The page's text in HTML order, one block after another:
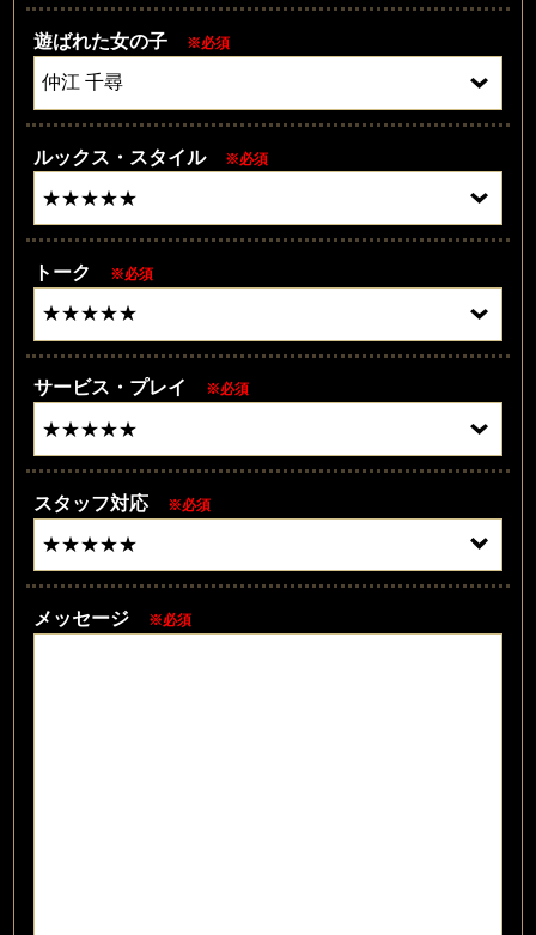
遊ばれた女の子 ※必須
ルックス・スタイル ※必須
トーク ※必須
サービス・プレイ ※必須
スタッフ対応 ※必須
メッセージ ※必須